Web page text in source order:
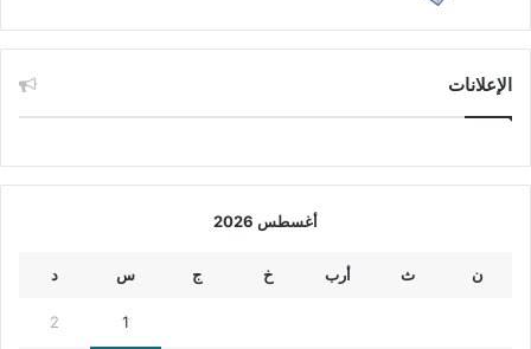
الإعلانات
أغسطس 2026
ن ث أرب خ ج س د
1
2